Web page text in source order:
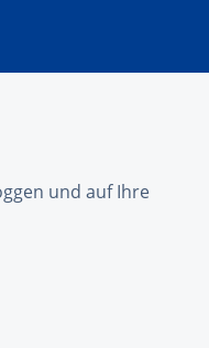
und auf Ihre